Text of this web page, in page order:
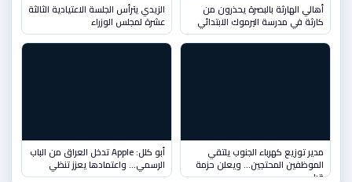
أهالي الهارثة بالبصرة يحذرون من
كارثة في مدرسة اليرموك الابتدائي
الزيدي يترأس الجلسة الاعتيادية الثالثة
عشرة لمجلس الوزراء
مدير توزيع كهرباء الجنوب يلتقي
الموظفين المحتجين… ويعلن حزمة
قرا
أبو كلل: Apple تدخل العراق من الباب
الرسمي... واعتمادها يعزز تنظي